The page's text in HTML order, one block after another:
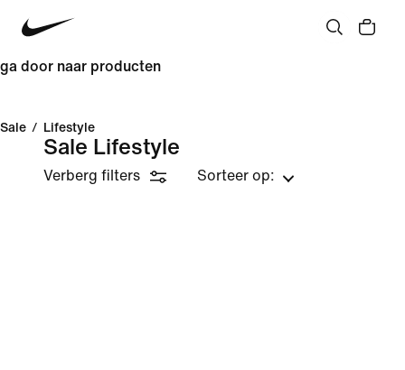
ga door naar producten
Sale / Lifestyle
Sale Lifestyle
Verberg filters Sorteer op: